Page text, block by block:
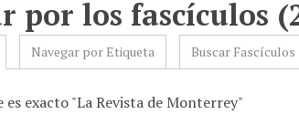
por los fascículos
Navegar por Etiqueta Buscar Fascículos
exacto "La Revista de Monterrey"